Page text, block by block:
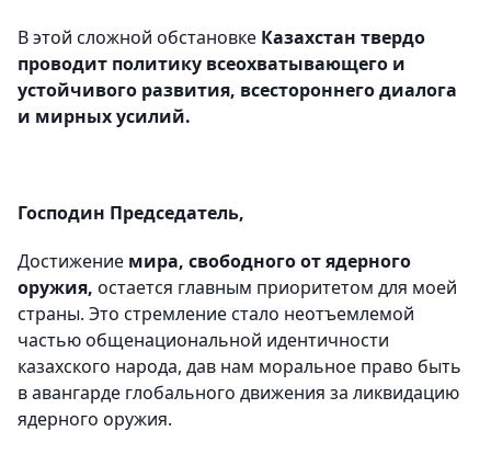
В этой сложной обстановке Казахстан твердо
проводит политику всеохватывающего и
устойчивого развития, всестороннего диалога
и мирных усилий.
Господин Председатель,
Достижение мира, свободного от ядерного
оружия, остается главным приоритетом для моей
страны. Это стремление стало неотъемлемой
частью общенациональной идентичности
казахского народа, дав нам моральное право быть
в авангарде глобального движения за ликвидацию
ядерного оружия.